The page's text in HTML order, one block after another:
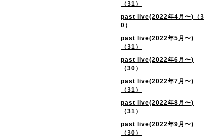
（31）
past live(2022年4月〜)（3
0）
past live(2022年5月〜)
（31）
past live(2022年6月〜)
（30）
past live(2022年7月〜)
（31）
past live(2022年8月〜)
（31）
past live(2022年9月〜)
（30）